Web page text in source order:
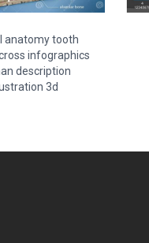
anatomy tooth
infographics
description
3d